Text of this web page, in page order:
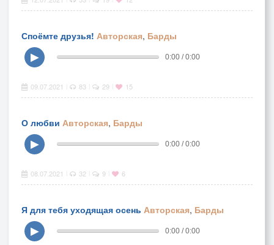
Споёмте друзья! Авторская, Барды
▶
0:00 / 0:00
09.07.2021 83 29 15
О любви Авторская, Барды
▶
0:00 / 0:00
08.07.2021 32 9 6
Я для тебя уходящая осень Авторская, Барды
▶
0:00 / 0:00